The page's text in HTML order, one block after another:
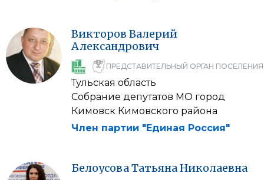
Викторов Валерий
Александрович
ПРЕДСТАВИТЕЛЬНЫЙ ОРГАН ПОСЕЛЕНИЯ
Тульская область
Собрание депутатов МО город
Кимовск Кимовского района
Член партии "Единая Россия"
БелоусоваТатьянаНиколаевна